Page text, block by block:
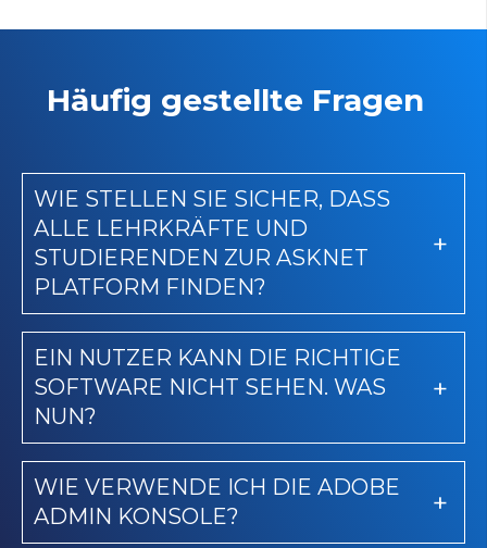
Häufig gestellte Fragen
WIE STELLEN SIE SICHER, DASS
ALLE LEHRKRÄFTE UND
STUDIERENDEN ZUR ASKNET
PLATFORM FINDEN?
EIN NUTZER KANN DIE RICHTIGE
SOFTWARE NICHT SEHEN. WAS
NUN?
WIE VERWENDE ICH DIE ADOBE
ADMIN KONSOLE?